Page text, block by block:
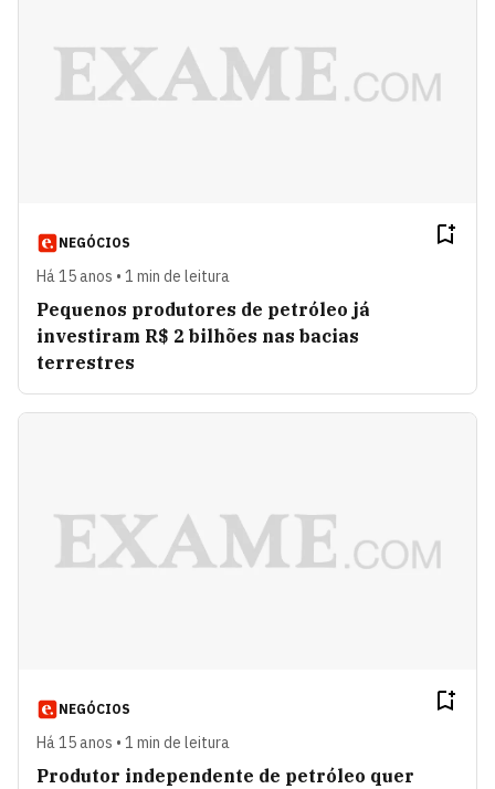
NEGÓCIOS
Há 15 anos • 1 min de leitura
Pequenos produtores de petróleo já
investiram R$ 2 bilhões nas bacias
terrestres
NEGÓCIOS
Há 15 anos • 1 min de leitura
Produtor independente de petróleo quer